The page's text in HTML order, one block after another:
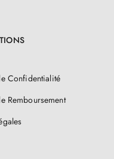
Confidentialité
Remboursement